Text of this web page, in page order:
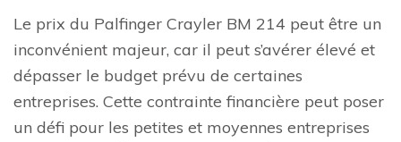
Le prix du Palfinger Crayler BM 214 peut être un
inconvénient majeur, car il peut s’avérer élevé et
dépasser le budget prévu de certaines
entreprises. Cette contrainte financière peut poser
un défi pour les petites et moyennes entreprises